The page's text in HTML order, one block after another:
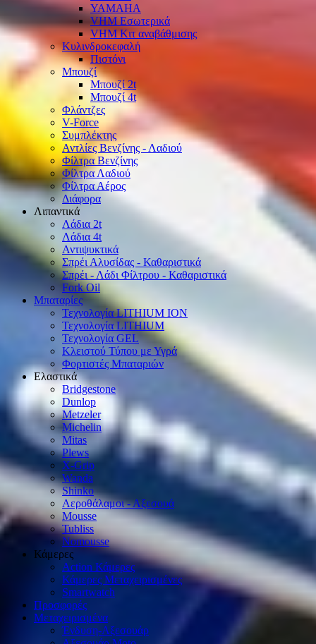
YAMAHA
VHM Εσωτερικά
VHM Κιτ αναβάθμισης
Κυλινδροκεφαλή
Πιστόνι
Μπουζί
Μπουζί 2t
Μπουζί 4t
Φλάντζες
V-Force
Συμπλέκτης
Αντλίες Βενζίνης - Λαδιού
Φίλτρα Βενζίνης
Φίλτρα Λαδιού
Φίλτρα Αέρος
Διάφορα
Λιπαντικά
Λάδια 2t
Λάδια 4t
Αντιψυκτικά
Σπρέι Αλυσίδας - Καθαριστικά
Σπρέι - Λάδι Φίλτρου - Καθαριστικά
Fork Oil
Μπαταρίες
Τεχνολογία LITHIUM ION
Τεχνολογία LITHIUM
Τεχνολογία GEL
Κλειστού Τύπου με Υγρά
Φορτιστές Μπαταριών
Ελαστικά
Bridgestone
Dunlop
Metzeler
Michelin
Mitas
Plews
X-Grip
Wanda
Shinko
Αεροθάλαμοι - Αξεσουά
Mousse
Tubliss
Nomousse
Κάμερες
Action Κάμερες
Κάμερες Μεταχειρισμένες
Smartwatch
Προσφορές
Μεταχειρισμένα
Ένδυση-Αξεσουάρ